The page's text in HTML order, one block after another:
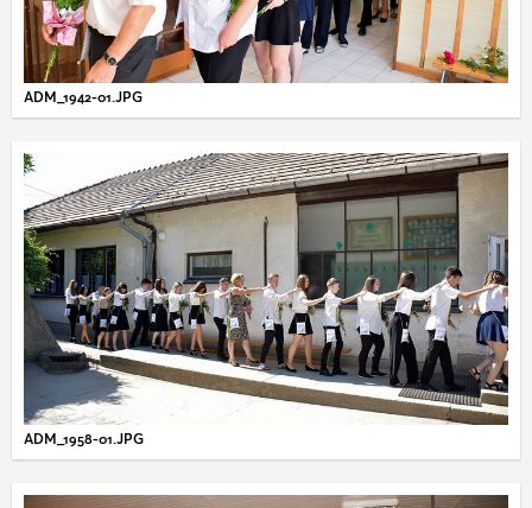
ADM_1942-01.JPG
ADM_1958-01.JPG